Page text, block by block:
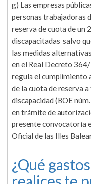
g) Las empresas
personas trabajadoras
reserva de cuota de un
discapacitadas, salvo
las medidas
en el Real Decreto
regula el cumplimiento
de la cuota de reserva
discapacidad (BOE
en trámite de
presente convocatoria
Oficial de las Illes
¿Qué